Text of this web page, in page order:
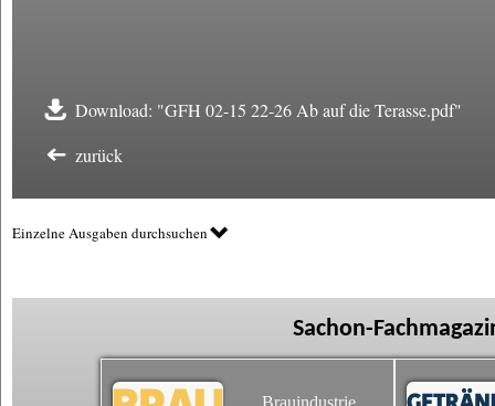
Download: "GFH 02-15 22-26 Ab auf die Terasse.pdf"
zurück
Einzelne Ausgaben durchsuchen
Sachon-
Brauindustrie